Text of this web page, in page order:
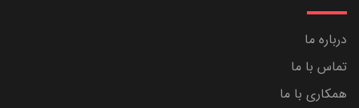
درباره ما
تماس با ما
همکاری با ما